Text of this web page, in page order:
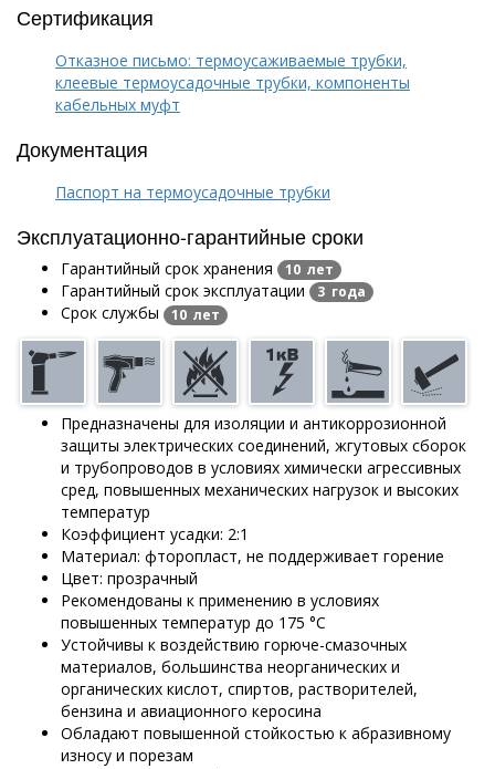
Сертификация
Отказное письмо: термоусаживаемые трубки,
клеевые термоусадочные трубки, компоненты
кабельных муфт
Документация
Паспорт на термоусадочные трубки
Эксплуатационно-гарантийные сроки
Гарантийный срок хранения 10 лет
Гарантийный срок эксплуатации 3 года
Срок службы 10 лет
Предназначены для изоляции и антикоррозионной
защиты электрических соединений, жгутовых сборок
и трубопроводов в условиях химически агрессивных
сред, повышенных механических нагрузок и высоких
температур
Коэффициент усадки: 2:1
Материал: фторопласт, не поддерживает горение
Цвет: прозрачный
Рекомендованы к применению в условиях
повышенных температур до 175 °C
Устойчивы к воздействию горюче-смазочных
материалов, большинства неорганических и
органических кислот, спиртов, растворителей,
бензина и авиационного керосина
Обладают повышенной стойкостью к абразивному
износу и порезам